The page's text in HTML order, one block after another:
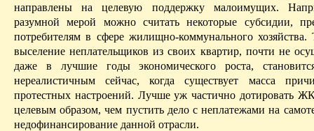
направлены на целевую поддержку малоимущих.
разумной мерой можно считать некоторые субсидии,
потребителям в сфере жилищно-коммунального хозяйства.
выселение неплательщиков из своих квартир, почти не
даже в лучшие годы экономического роста,
нереалистичным сейчас, когда существует масса
протестных настроений. Лучше уж частично дотировать
целевым образом, чем пустить дело с неплатежами на
недофинансирование данной отрасли.